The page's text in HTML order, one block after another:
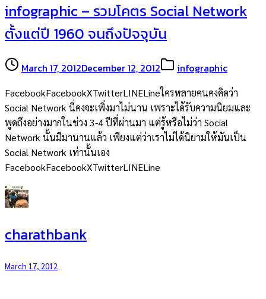
infographic – รวมโคตร Social Network
ตั้งแต่ปี 1960 จนถึงปัจจุบัน
March 17, 2012December 12, 2012 infographic
FacebookFacebookXTwitterLINELineใครหลายคนคงคิดว่า
Social Network นี่คงจะเพิ่งมาไม่นาน เพราะได้รับความนิยมและ
พูดถึงอย่างมากในช่วง 3-4 ปีที่ผ่านมา แต่รู้หรือไม่ว่า Social
Network นั้นมีมานานแล้ว เพียงแต่ว่าเราไม่ได้นิยามให้มันเป็น
Social Network เท่านั้นเอง
FacebookFacebookXTwitterLINELine
charathbank
March 17, 2012